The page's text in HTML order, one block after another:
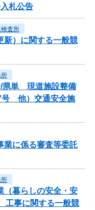
札公告
査所
新）に関する一般競
/県単 現道施設整備
号 他）交通安全施
業に係る審査等委託
（暮らしの安全・安
工事に関する一般競